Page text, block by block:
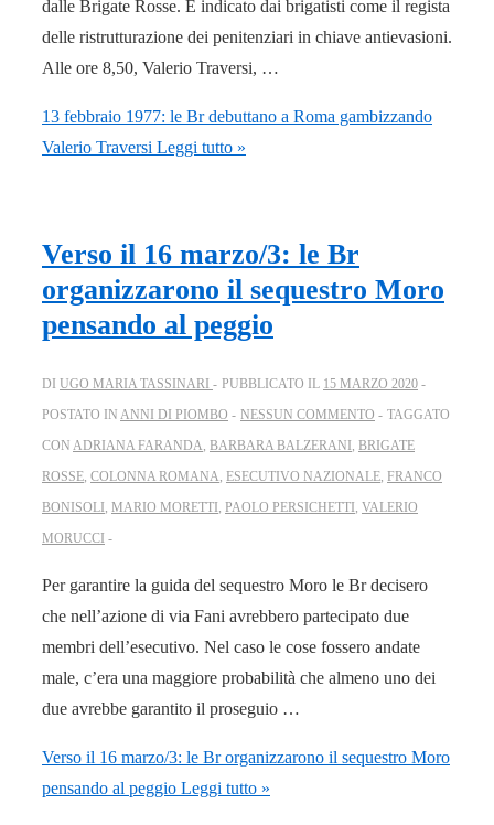
dalle Brigate Rosse. È indicato dai brigatisti come il regista
delle ristrutturazione dei penitenziari in chiave antievasioni.
Alle ore 8,50, Valerio Traversi, …
13 febbraio 1977: le Br debuttano a Roma gambizzando
Valerio Traversi Leggi tutto »
Verso il 16 marzo/3: le Br
organizzarono il sequestro Moro
pensando al peggio
DI UGO MARIA TASSINARI PUBBLICATO IL 15 MARZO 2020
POSTATO IN ANNI DI PIOMBO NESSUN COMMENTO
TAGGATO
CON ADRIANA FARANDA, BARBARA BALZERANI , BRIGATE
ROSSE, COLONNA ROMANA, ESECUTIVO NAZIONALE, FRANCO
BONISOLI , MARIO MORETTI , PAOLO PERSICHETTI , VALERIO
MORUCCI
Per garantire la guida del sequestro Moro le Br decisero
che nell’azione di via Fani avrebbero partecipato due
membri dell’esecutivo. Nel caso le cose fossero andate
male, c’era una maggiore probabilità che almeno uno dei
due avrebbe garantito il proseguio …
Verso il 16 marzo/3: le Br organizzarono il sequestro Moro
pensando al peggio Leggi tutto »